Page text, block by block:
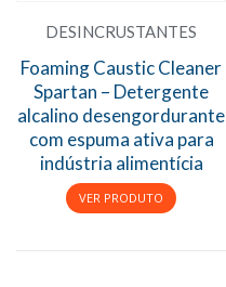
DESINCRUSTANTES
Foaming Caustic Cleaner
Spartan – Detergente
alcalino desengordurante
com espuma ativa para
indústria alimentícia